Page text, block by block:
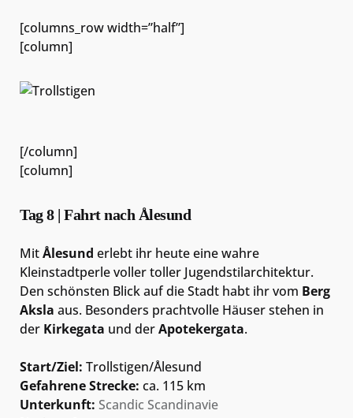
[columns_row width=”half”]
[column]
[/column]
[column]
Tag 8 | Fahrt nach Ålesund
MitÅlesund erlebt ihr heute eine wahre
Kleinstadtperle voller toller Jugendstilarchitektur.
Den schönsten Blick auf die Stadt habt ihr vom Berg
Aksla aus. Besonders prachtvolle Häuser stehen in
der Kirkegata und derApotekergata.
Start/Ziel: Trollstigen/Ålesund
Gefahrene Strecke: ca. 115 km
Unterkunft: Scandic Scandinavie